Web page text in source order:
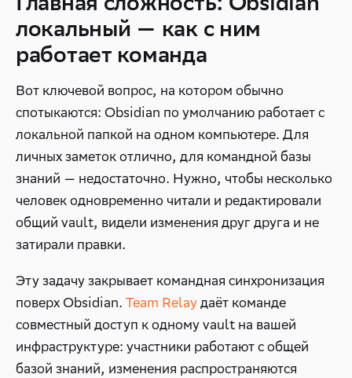
локальный — как с ним
работает команда
Вот ключевой вопрос, на котором обычно
спотыкаются: Obsidian по умолчанию работает с
локальной папкой на одном компьютере. Для
личных заметок отлично, для командной базы
знаний — недостаточно. Нужно, чтобы несколько
человек одновременно читали и редактировали
общий vault, видели изменения друг друга и не
затирали правки.
Эту задачу закрывает командная синхронизация
поверх Obsidian. Team Relayдаёт команде
совместный доступ к одному vault на вашей
инфраструктуре: участники работают с общей
базой знаний, изменения распространяются